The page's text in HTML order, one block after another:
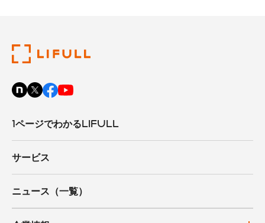
1ページでわかるLIFULL
サービス
ニュース（一覧）